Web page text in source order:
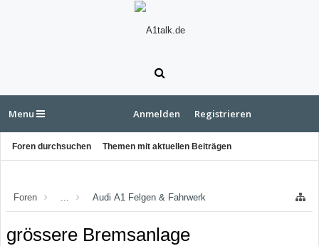
Menu
Foren durchsuchen Themen mit aktuellen Beiträgen
Anmelden Registrieren
Foren ... Audi A1 Felgen & Fahrwerk
grössere Bremsanlage